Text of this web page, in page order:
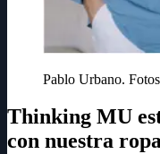
Pablo Urbano.
Thinking MU
con nuestra